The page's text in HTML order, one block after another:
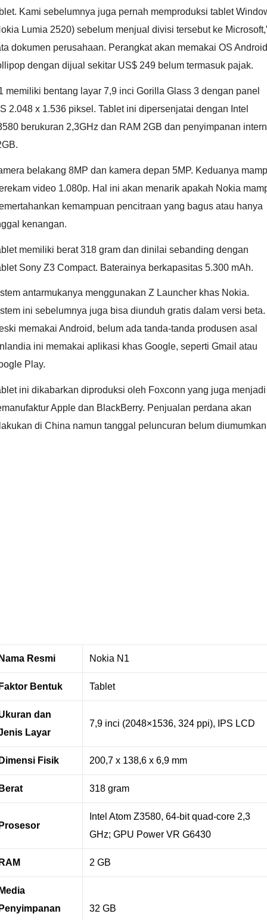
Kami sebelumnya juga pernah memproduksi tablet
Lumia 2520) sebelum menjual divisi tersebut ke
dokumen perusahaan. Perangkat akan memakai OS Android
dengan dijual sekitar US$ 249 belum termasuk pajak.
memiliki bentang layar 7,9 inci Gorilla Glass 3 dengan panel
2.048 x 1.536 piksel. Tablet ini dipersenjatai dengan Intel
berukuran 2,3GHz dan RAM 2GB dan penyimpanan
belakang 8MP dan kamera depan 5MP. Keduanya
video 1.080p. Hal ini akan menarik apakah Nokia
kemampuan pencitraan yang bagus atau hanya
kenangan.
memiliki berat 318 gram dan dinilai sebanding dengan
Sony Z3 Compact. Baterainya berkapasitas 5.300 mAh.
antarmukanya menggunakan Z Launcher khas Nokia.
ini sebelumnya juga bisa diunduh gratis dalam versi beta.
memakai Android, belum ada tanda-tanda produsen asal
ini memakai aplikasi khas Google, seperti Gmail atau
Play.
ini dikabarkan diproduksi oleh Foxconn yang juga menjadi
Apple dan BlackBerry. Penjualan perdana akan
di China namun tanggal peluncuran belum
Resmi Nokia N1
Bentuk Tablet
dan
Layar
7,9 inci (2048×1536, 324 ppi), IPS LCD
Fisik 200,7 x 138,6 x 6,9 mm
318 gram
Intel Atom Z3580, 64-bit quad-core 2,3
GHz; GPU Power VR G6430
2 GB
32 GB